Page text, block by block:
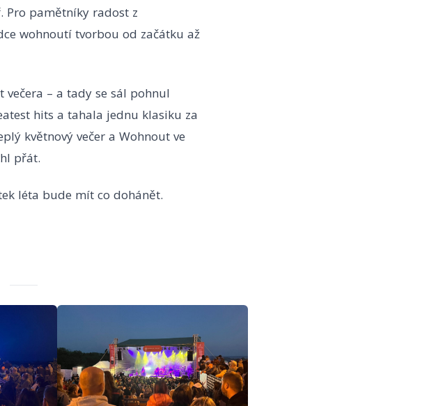
Pro pamětníky radost z
wohnoutí tvorbou od začátku až
– a tady se sál pohnul
hits a tahala jednu klasiku za
květnový večer a Wohnout ve
přát.
léta bude mít co dohánět.